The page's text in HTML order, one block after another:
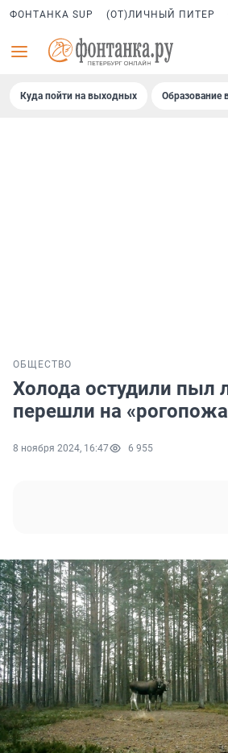
ФОНТАНКА SUP (ОТ)ЛИЧНЫЙ ПИТЕР
Куда пойти на выходных Образование
ОБЩЕСТВО
Холода остудили пыл
перешли на
8 ноября 2024, 16:47 6 955